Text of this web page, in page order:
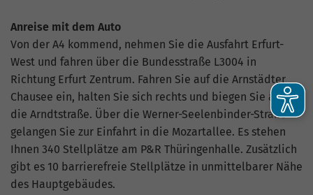
Anreise mit dem Auto
Von der A4 kommend, nehmen Sie die Ausfahrt Erfurt-
West und fahren über die Bundesstraße L3004 in
Richtung Erfurt Zentrum. Fahren Sie auf die Arnstädter
Chausee ein, halten Sie sich rechts und biegen Sie auf
die Arndtstraße. Über die Werner-Seelenbinder-Straße
gelangen Sie zur Einfahrt in die Mozartallee. Es stehen
Ihnen 340 Stellplätze am P&R Thüringenhalle. Zusätzlich
gibt es 10 barrierefreie Stellplätze in unmittelbarer Nähe
des Hauptgebäudes.